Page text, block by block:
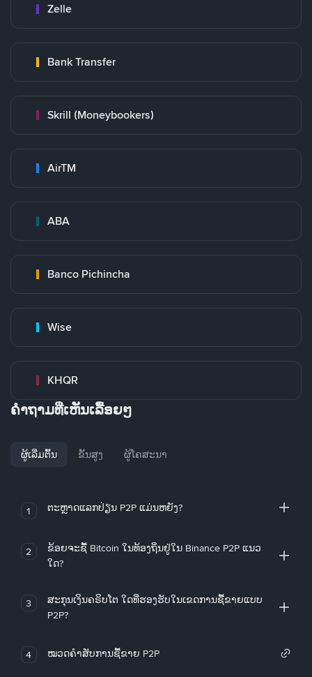
Zelle
Bank Transfer
Skrill (Moneybookers)
AirTM
ABA
Banco Pichincha
Wise
KHQR
ຄໍາຖາມທີ່ເຫັນເລື້ອຍໆ
ຜູ້ເລີ່ມຕົ້ນ ຂັ້ນສູງ ຜູ້ໂຄສະນາ
1 ຕະຫຼາດແລກປ່ຽນ P2P ແມ່ນຫຍັງ?
2
ຂ້ອຍຈະຊື້ Bitcoin ໃນທ້ອງຖິ່ນຢູ່ໃນ Binance P2P ແນວ
ໃດ?
3
ສະກຸນເງິນຄຣິບໂຕ ໃດທີ່ຮອງຮັບໃນເຂດການຊື້ຂາຍແບບ
P2P?
4 ໝວດຄໍາສັບການຊື້ຂາຍ P2P